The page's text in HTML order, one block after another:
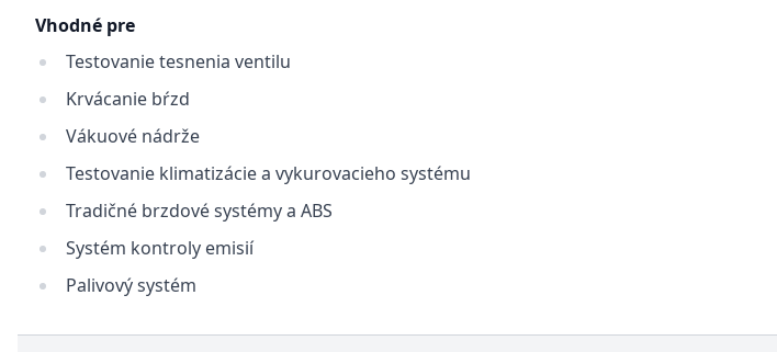
Vhodné pre
Testovanie tesnenia ventilu
Krvácanie bŕzd
Vákuové nádrže
Testovanie klimatizácie a vykurovacieho systému
Tradičné brzdové systémy a ABS
Systém kontroly emisií
Palivový systém